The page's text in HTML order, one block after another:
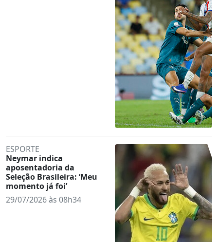
ESPORTE
Neymar indica
aposentadoria da
Seleção Brasileira: ‘Meu
momento já foi’
29/07/2026 às 08h34